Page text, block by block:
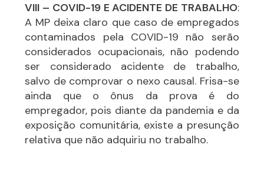
VIII – COVID-19 E ACIDENTE DE TRABALHO:
A MP deixa claro que caso de empregados
contaminados pela COVID-19 não serão
considerados ocupacionais, não podendo
ser considerado acidente de trabalho,
salvo de comprovar o nexo causal. Frisa-se
ainda que o ônus da prova é do
empregador, pois diante da pandemia e da
exposição comunitária, existe a presunção
relativa que não adquiriu no trabalho.